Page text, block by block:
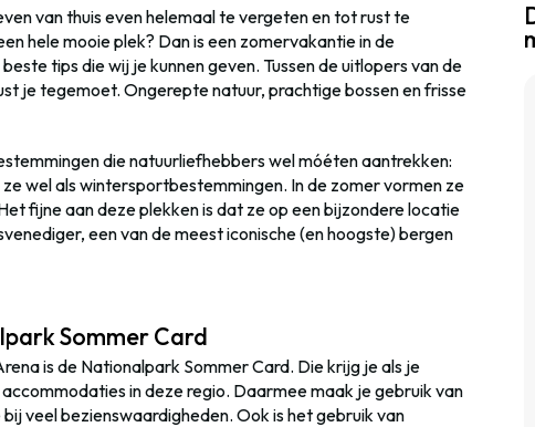
van thuis even helemaal te vergeten en tot rust te
hele mooie plek? Dan is een zomervakantie in de
tips die wij je kunnen geven. Tussen de uitlopers van de
je tegemoet. Ongerepte natuur, prachtige bossen en frisse
die natuurliefhebbers wel móéten aantrekken:
wel als wintersportbestemmingen. In de zomer vormen ze
fijne aan deze plekken is dat ze op een bijzondere locatie
een van de meest iconische (en hoogste) bergen
Sommer Card
is de Nationalpark Sommer Card. Die krijg je als je
in deze regio. Daarmee maak je gebruik van
veel bezienswaardigheden. Ook is het gebruik van